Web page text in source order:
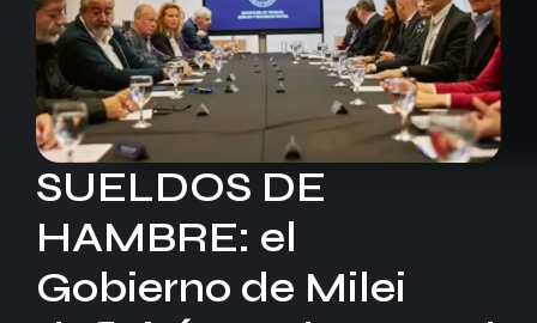
SUELDOS DE
HAMBRE: el
Gobierno de Milei